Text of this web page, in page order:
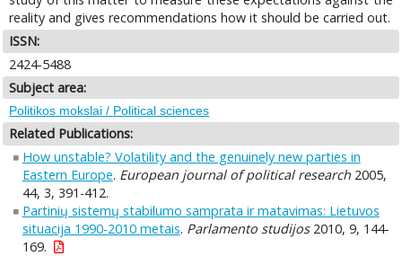
reality and gives recommendations how it should be carried out.
ISSN:
2424-5488
Subject area:
Politikos mokslai / Political sciences
Related Publications:
How unstable? Volatility and the genuinely new parties in
Eastern Europe. European journal of political research2005,
44, 3, 391-412.
Partinių sistemų stabilumo samprata ir matavimas: Lietuvos
situacija 1990-2010 metais. Parlamento studijos2010, 9, 144-
169.